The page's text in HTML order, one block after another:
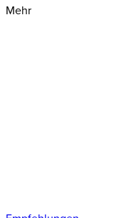
Mehr